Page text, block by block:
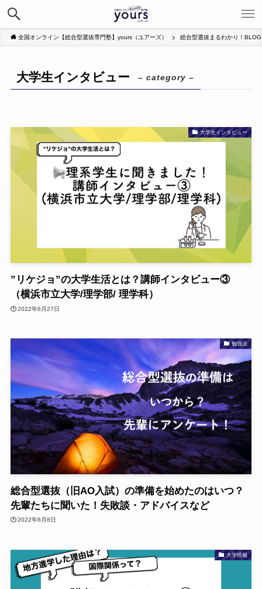
全国オンライン【総合型選抜専門塾】yours（ユアーズ） 総合型選抜まるわかり！BLOG
大学生インタビュー – category –
大学生インタビュー
”リケジョ”の大学生活とは？講師インタビュー③
（横浜市立大学/理学部/ 理学科）
2022年6月27日
勉強法
総合型選抜（旧AO入試）の準備を始めたのはいつ？
先輩たちに聞いた！失敗談・アドバイスなど
2022年6月8日
大学情報